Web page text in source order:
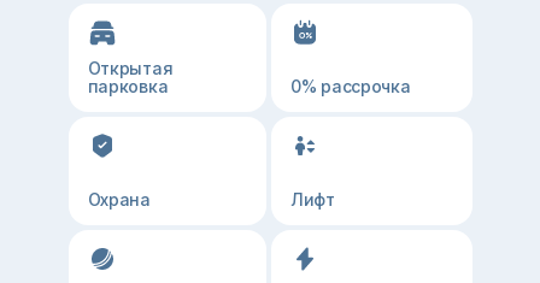
Открытая
парковка
0% рассрочка
Охрана Лифт